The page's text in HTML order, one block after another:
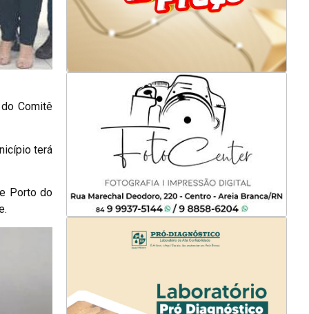
Comitê
terá
Porto do